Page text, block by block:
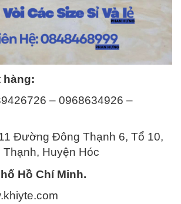
hàng:
– 0968634926 –
Đường Đông Thạnh 6, Tổ 10,
Huyện Hóc
Hồ Chí Minh.